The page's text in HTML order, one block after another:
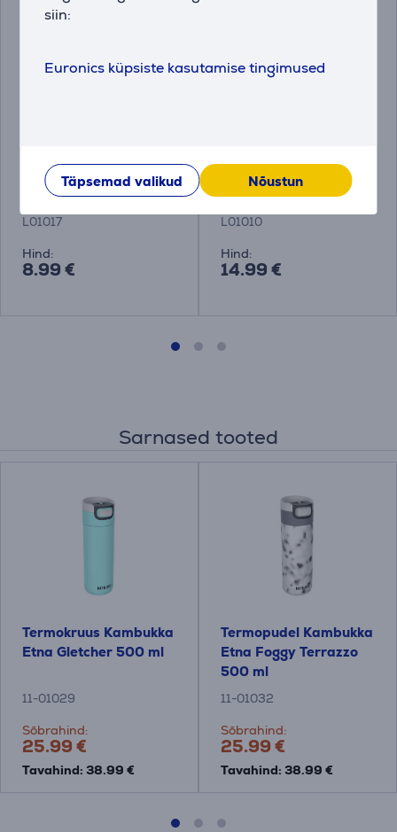
siin:
Euronics küpsiste kasutamise tingimused
Täpsemad valikud Nõustun
Kambukka
L01017
Hind:
8.99 €
Kambukka
L01010
Hind:
14.99 €
Sarnased tooted
Termokruus Kambukka
Etna Gletcher 500 ml
11-01029
Sõbrahind:
25.99 €
Tavahind: 38.99 €
Termopudel Kambukka
Etna Foggy Terrazzo
500 ml
11-01032
Sõbrahind:
25.99 €
Tavahind: 38.99 €